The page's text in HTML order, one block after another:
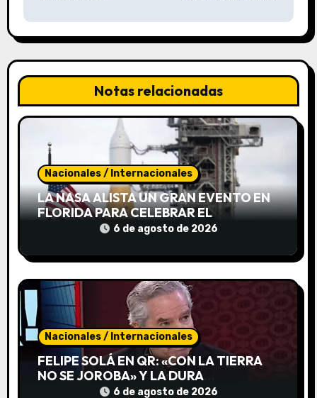
a
c
i
ó
e
e
n
t
r
a
d
Notas relacionadas
Nacionales / Internacionales
LA NASA ALISTA UN GRAN EVENTO EN
FLORIDA PARA CELEBRAR EL
LIDERAZGO ESPACIAL
6 de agosto de 2026
Nacionales / Internacionales
FELIPE SOLÁ EN QR: «CON LA TIERRA
NO SE JOROBA» Y LA DURA
ADVERTENCIA SOBRE EL MODELO
6 de agosto de 2026